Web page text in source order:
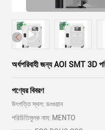
অর্ধপরিবাহী জন্য AOI SMT 3D
পণ্যের বিবরণ
উৎপত্তি স্থল: ডংগুয়ান
পরিচিতিমুলক নাম: MENTO